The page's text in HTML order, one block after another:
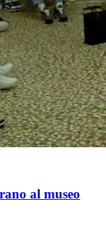
al museo